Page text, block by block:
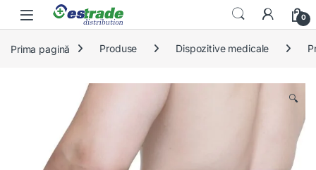
Skip to navigation
Skip to content
0
Prima pagină Produse Dispozitive medicale
🔍